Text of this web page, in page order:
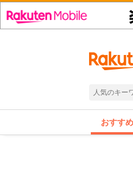
人気のキー
おすすめ